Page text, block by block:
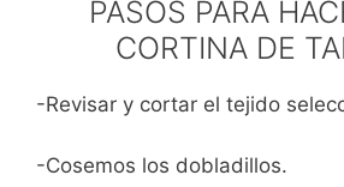
PASOS PARA
CORTINA DE
-Revisar y cortar el tejido
-Cosemos los dobladillos.